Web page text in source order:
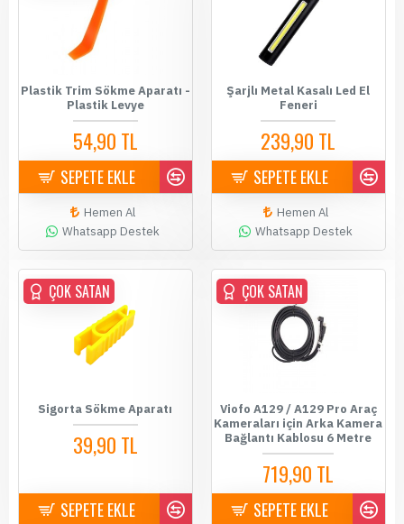
Plastik Trim Sökme Aparatı -
Plastik Levye
54,90 TL
SEPETE EKLE
Hemen Al
Whatsapp Destek
Şarjlı Metal Kasalı Led El
Feneri
239,90 TL
SEPETE EKLE
Hemen Al
Whatsapp Destek
ÇOK SATAN
Sigorta Sökme Aparatı
39,90 TL
SEPETE EKLE
ÇOK SATAN
Viofo A129 / A129 Pro Araç
Kameraları için Arka Kamera
Bağlantı Kablosu 6 Metre
719,90 TL
SEPETE EKLE